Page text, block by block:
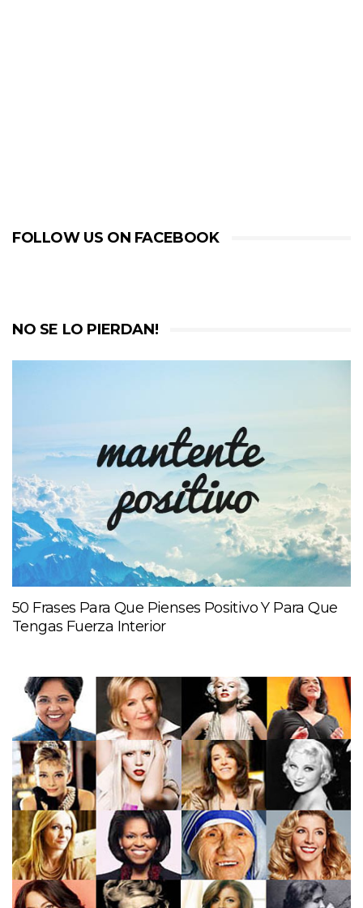
FOLLOW US ON FACEBOOK
NO SE LO PIERDAN!
50 Frases Para Que Pienses Positivo Y Para Que
Tengas Fuerza Interior